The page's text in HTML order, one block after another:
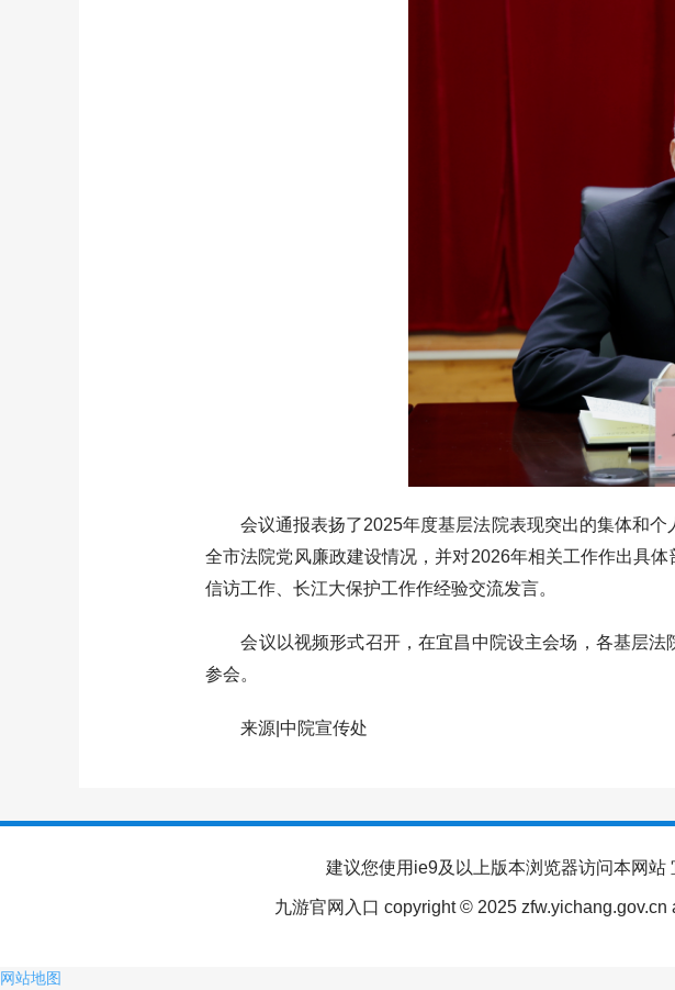
会议通报表扬了2025年度基层法院表现突出的集体和个
全市法院党风廉政建设情况，并对2026年相关工作作出具
信访工作、长江大保护工作作经验交流发言。
会议以视频形式召开，在宜昌中院设主会场，各基层法
参会。
来源|中院宣传处
建议您使用ie9及以上版本浏览器访问本网
九游官网入口 copyright © 2025
网站地图